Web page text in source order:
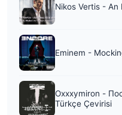
Nikos Vertis - An
Eminem -
Oxxxymiron -
Türkçe Çevirisi